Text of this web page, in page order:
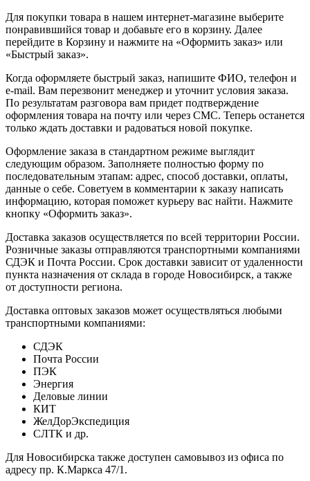
Для покупки товара в нашем интернет-магазине выберите
понравившийся товар и добавьте его в корзину. Далее
перейдите в Корзину и нажмите на «Оформить заказ» или
«Быстрый заказ».
Когда оформляете быстрый заказ, напишите ФИО, телефон и
e-mail. Вам перезвонит менеджер и уточнит условия заказа.
По результатам разговора вам придет подтверждение
оформления товара на почту или через СМС. Теперь останется
только ждать доставки и радоваться новой покупке.
Оформление заказа в стандартном режиме выглядит
следующим образом. Заполняете полностью форму по
последовательным этапам: адрес, способ доставки, оплаты,
данные о себе. Советуем в комментарии к заказу написать
информацию, которая поможет курьеру вас найти. Нажмите
кнопку «Оформить заказ».
Доставка заказов осуществляется по всей территории России.
Розничные заказы отправляются транспортными компаниями
СДЭК и Почта России. Срок доставки зависит от удаленности
пункта назначения от склада в городе Новосибирск, а также
от доступности региона.
Доставка оптовых заказов может осуществляться любыми
транспортными компаниями:
СДЭК
Почта России
ПЭК
Энергия
Деловые линии
КИТ
ЖелДорЭкспедиция
СЛТК и др.
Для Новосибирска также доступен самовывоз из офиса по
адресу пр. К.Маркса 47/1.